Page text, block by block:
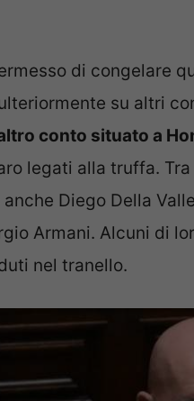
di congelare
su altri
conto situato a
legati alla truffa.
Diego Della
Armani. Alcuni di
nel tranello.